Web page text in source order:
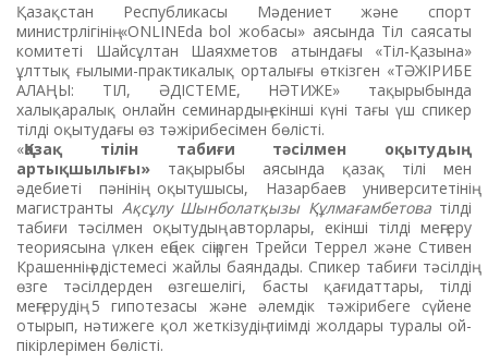
Қазақстан Республикасы Мәдениет және спорт
министрлігінің «ONLINEda bol жобасы» аясында Тіл саясаты
комитеті Шайсұлтан Шаяхметов атындағы «Тіл-Қазына»
ұлттық ғылыми-практикалық орталығы өткізген «ТӘЖІРИБЕ
АЛАҢЫ: ТІЛ, ӘДІСТЕМЕ, НӘТИЖЕ» тақырыбында
халықаралық онлайн семинардың екінші күні тағы үш спикер
тілді оқытудағы өз тәжірибесімен бөлісті.
«Қазақ тілін табиғи тәсілмен оқытудың
артықшылығы» тақырыбы аясында қазақ тілі мен
әдебиеті пәнінің оқытушысы, Назарбаев университетінің
магистранты Ақсұлу Шынболатқызы Құлмағамбетова тілді
табиғи тәсілмен оқытудың авторлары, екінші тілді меңгеру
теориясына үлкен еңбек сіңірген Трейси Террел және Стивен
Крашеннің әдістемесі жайлы баяндады. Спикер табиғи тәсілдің
өзге тәсілдерден өзгешелігі, басты қағидаттары, тілді
меңгерудің 5 гипотезасы және әлемдік тәжірибеге сүйене
отырып, нәтижеге қол жеткізудің тиімді жолдары туралы ой-
пікірлерімен бөлісті.